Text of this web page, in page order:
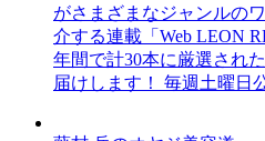
がさまざまなジャンルの
介する連載「Web LEON
年間で計30本に厳選され
届けします！ 毎週土曜日